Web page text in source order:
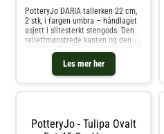
Les mer her
PotteryJo DARIA tallerken 22 cm,
2 stk, i fargen umbra – håndlaget
asjett i slitesterkt stengods. Den
relieffmønstrede kanten og den
jordfargede overflaten gir et
harmonisk inntrykk til både
hverdag og fest.Designet av
Johanna Hampf som en funksjonel
PotteryJo - Tulipa Ovalt